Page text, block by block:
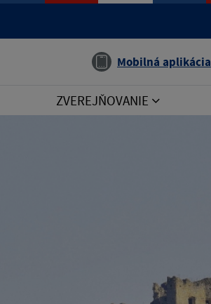
Mobilná aplikácia
ZVEREJŇOVANIE